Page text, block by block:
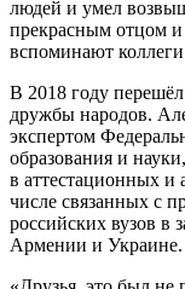
людей и умел
прекрасным отцом
вспоминают
В 2018 году
дружбы народов.
экспертом
образования и
в аттестационных и
числе связанных с
российских вузов в
Армении и Украине.